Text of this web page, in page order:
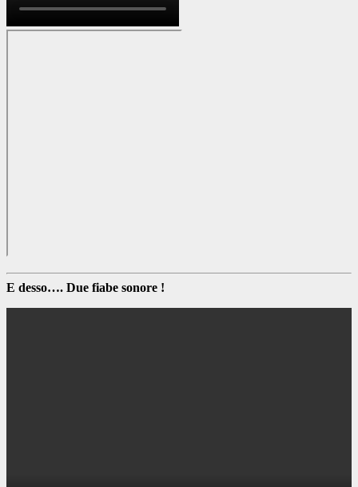
E desso…. Due fiabe sonore !